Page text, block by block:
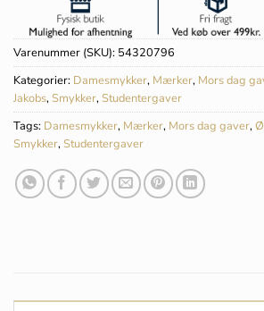
Varenummer (SKU): 54320796
Kategorier: Damesmykker, Mærker, Mors dag
Jakobs, Smykker, Studentergaver
Tags: Damesmykker, Mærker, Mors dag gaver,
Smykker, Studentergaver